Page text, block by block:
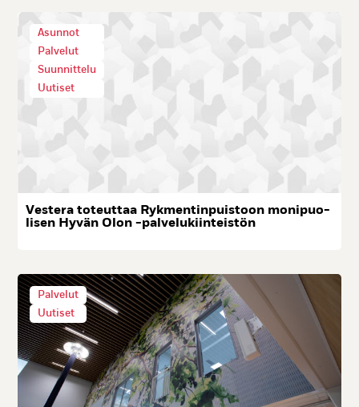
Asunnot
Palvelut
Suunnittelu
Uutiset
Ves­te­ra to­teut­taa Ryk­men­tin­puis­toon mo­ni­puo­
li­sen Hy­vän Olon -pal­ve­lu­kiin­teis­tön
Palvelut
Uutiset